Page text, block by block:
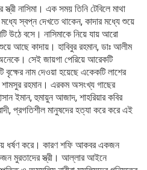
নাসিমা। এক সময় তিনি টেবিলে মাথা
স্বপ্ন দেখতে থাকেন, কাদার মধ্যে শুয়ে
উঠে বসে। নাসিমাকে নিয়ে যায় আরো
আছে কাদায়। হাবিবুর রহমান, ডাঃ আলীম
সেই জায়গা পেরিয়ে আরেকটি
বৃক্ষের নাম দেওয়া হয়েছে একেকটি লাশের
রহমান। এরকম অসংখ্য গাছের
ইমান, হুমায়ুন আজাদ, শাহরিয়ার কবির
প্রগতিশীল মানুষদের হত্যা করে করে এই
ধর্ষণ করে। কারণ শফি আকবর একজন
মুরতাদের স্ত্রী। আল্লার আইনে